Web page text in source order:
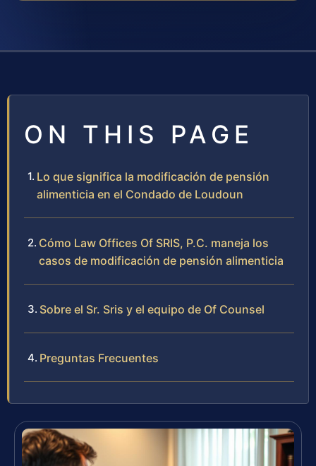
ON THIS PAGE
Lo que significa la modificación de pensión
alimenticia en el Condado de Loudoun
Cómo Law Offices Of SRIS, P.C. maneja los
casos de modificación de pensión alimenticia
Sobre el Sr. Sris y el equipo de Of Counsel
Preguntas Frecuentes